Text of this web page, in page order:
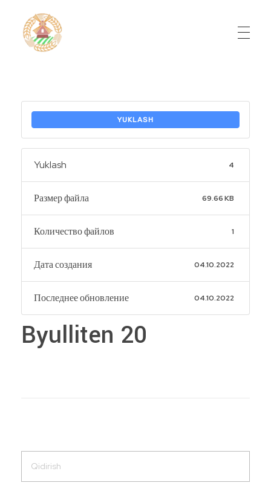
YUKLASH
Yuklash 4
Размер файла 69.66 KB
Количество файлов 1
Дата создания 04.10.2022
Последнее обновление 04.10.2022
Byulliten 20